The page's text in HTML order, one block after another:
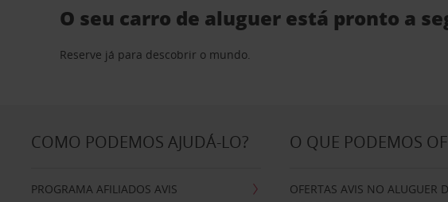
O seu carro de aluguer está pronto a
Reserve já para descobrir o mundo.
COMO PODEMOS AJUDÁ-LO?
PROGRAMA AFILIADOS AVIS
O QUE PODEMOS
OFERTAS AVIS NO ALUGUER